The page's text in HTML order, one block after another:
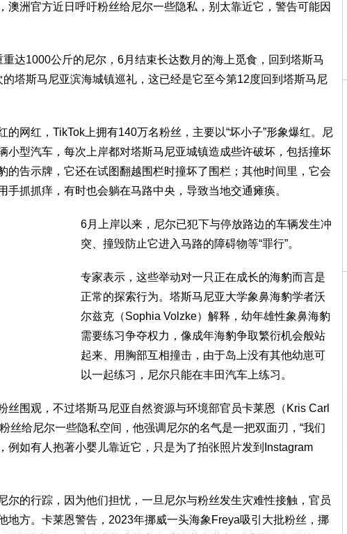
澳洲官方近日呼吁粉丝给尼尔一些隐私，别太靠近它，警告可能因
达1000公斤的尼尔，6月结束长达数月的海上觅食，回到塔斯马
塔斯马尼亚滨海城镇巡礼，这已经是它至今第12度回到塔斯马尼
的网红，TikTok上拥有140万名粉丝，主要以“坏小子”形象爆红。尼
小型汽车，每次上岸都对塔斯马尼亚城镇造成些许破坏，包括撞坏
的告示牌，它还在试图翻越围栏时撞坏了围栏；其他时间里，它会
手抓抓痒，有时也会躺在马路中央，导致当地交通瘫痪。
6月上岸以来，尼尔已犯下与停放路边的车辆发生冲
突、撞毁防止它进入马路的障碍物等“罪行”。
专家表示，这些举动对一只正在成长的海豹而言是
正常的探索行为。塔斯马尼亚大学象鼻海豹学者沃
尔兹克（Sophia Volzke）解释，幼年雄性象鼻海豹
需要练习争夺权力，像成年海豹争取繁衍机会般站
起来、用胸部互相撞击，由于岛上没有其他幼崽可
以一起练习，尼尔只能在丰田汽车上练习。
丝围观，不过塔斯马尼亚自然资源与环境部官员卡莱恩（Kris Carl
丝给尼尔一些隐私空间，他强调尼尔的名气是一把双面刃，“我们
例如有人抱著小婴儿靠近它，只是为了拍张照片发到Instagram
尔的行踪，因为他们担忧，一旦尼尔与粉丝发生灾难性接触，官员
地方。卡莱恩警告，2023年挪威一头海象Freya吸引大批粉丝，挪